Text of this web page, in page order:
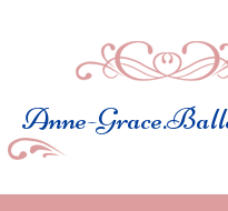
​Anne-